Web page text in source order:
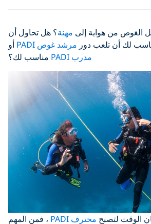
الغوص من هواية إلى مهنة؟ هل تحاول أن
لك أن تلعب دور مرشد غوص PADI
أو
مدرب PADI
مناسب لك؟
الوقت لتصبح محترف PADI
، فمن المهم